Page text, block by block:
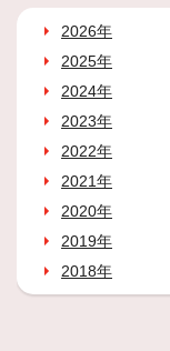
2026年
2025年
2024年
2023年
2022年
2021年
2020年
2019年
2018年